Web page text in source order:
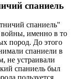
спаниель
спаниель"
войны, именно в то
пород. До этого
спаниели в
не устраивали
спаниель был